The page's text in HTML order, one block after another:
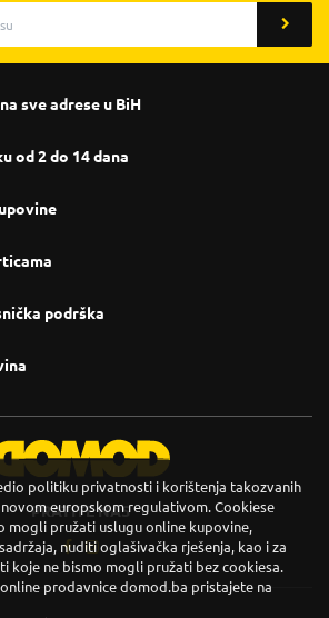
sve adrese u BiH
od 2 do 14 dana
podrška
PRATITE NAS
politiku privatnosti i korištenja takozvanih
europskom regulativom. Cookiese
mogli pružati uslugu online kupovine,
nuditi oglašivačka rješenja, kao i za
koje ne bismo mogli pružati bez cookiesa.
prodavnice domod.ba pristajete na